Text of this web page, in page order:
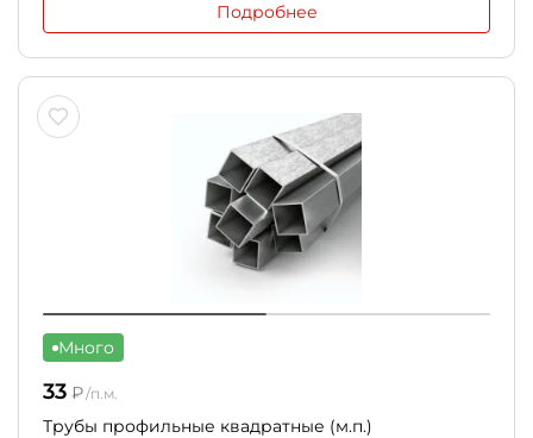
Подробнее
Много
33 ₽/п.м.
Трубы профильные квадратные (м.п.)